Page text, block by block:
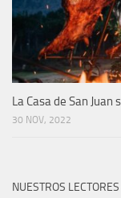
La Casa de San
30 NOV, 2022
NUESTROS